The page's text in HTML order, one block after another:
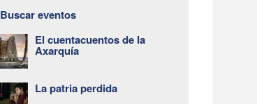
Buscar eventos
El cuentacuentos de la
Axarquía
La patria perdida